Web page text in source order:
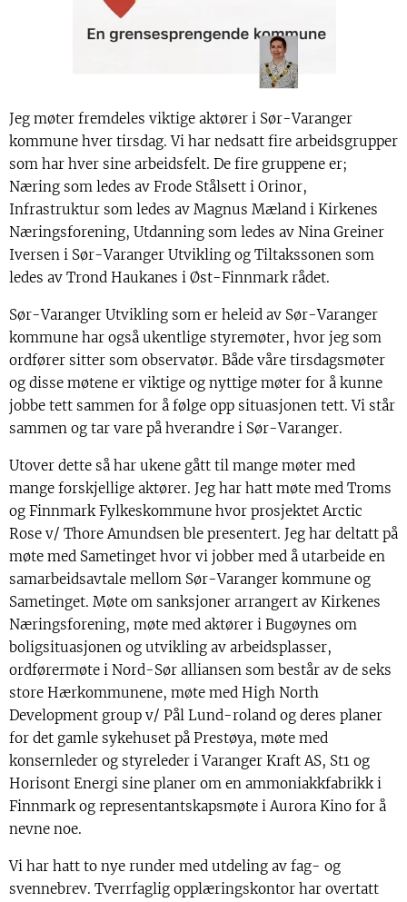
Jeg møter fremdeles viktige aktører i Sør-Varanger
kommune hver tirsdag. Vi har nedsatt fire arbeidsgrupper
som har hver sine arbeidsfelt. De fire gruppene er;
Næring som ledes av Frode Stålsett i Orinor,
Infrastruktur som ledes av Magnus Mæland i Kirkenes
Næringsforening, Utdanning som ledes av Nina Greiner
Iversen i Sør-Varanger Utvikling og Tiltakssonen som
ledes av Trond Haukanes i Øst-Finnmark rådet.
Sør-Varanger Utvikling som er heleid av Sør-Varanger
kommune har også ukentlige styremøter, hvor jeg som
ordfører sitter som observatør. Både våre tirsdagsmøter
og disse møtene er viktige og nyttige møter for å kunne
jobbe tett sammen for å følge opp situasjonen tett. Vi står
sammen og tar vare på hverandre i Sør-Varanger.
Utover dette så har ukene gått til mange møter med
mange forskjellige aktører. Jeg har hatt møte med Troms
og Finnmark Fylkeskommune hvor prosjektet Arctic
Rose v/ Thore Amundsen ble presentert. Jeg har deltatt på
møte med Sametinget hvor vi jobber med å utarbeide en
samarbeidsavtale mellom Sør-Varanger kommune og
Sametinget. Møte om sanksjoner arrangert av Kirkenes
Næringsforening, møte med aktører i Bugøynes om
boligsituasjonen og utvikling av arbeidsplasser,
ordførermøte i Nord-Sør alliansen som består av de seks
store Hærkommunene, møte med High North
Development group v/ Pål Lund-roland og deres planer
for det gamle sykehuset på Prestøya, møte med
konsernleder og styreleder i Varanger Kraft AS, St1 og
Horisont Energi sine planer om en ammoniakkfabrikk i
Finnmark og representantskapsmøte i Aurora Kino for å
nevne noe.
Vi har hatt to nye runder med utdeling av fag- og
svennebrev. Tverrfaglig opplæringskontor har overtatt